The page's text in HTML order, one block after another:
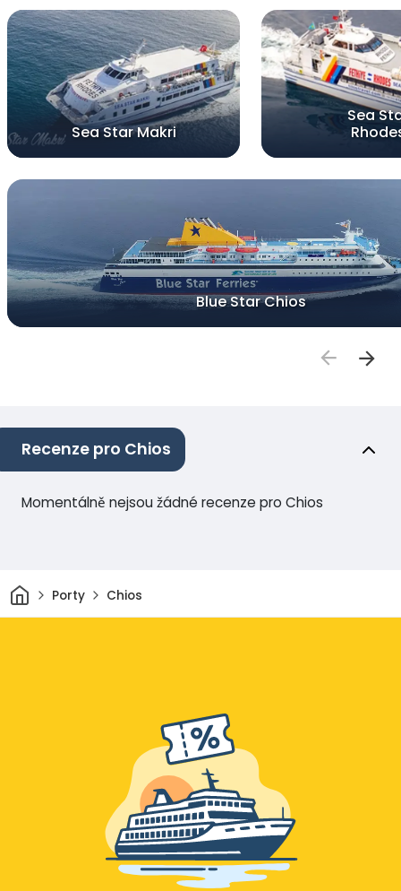
Sea Star Makri
Sea
Blue Star Chios
Recenze pro Chios
Momentálně nejsou žádné recenze pro Chios
Domov
Porty Chios